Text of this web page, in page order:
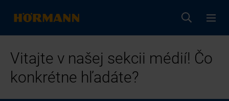
Vitajte v našej sekcii médií! Čo
konkrétne hľadáte?